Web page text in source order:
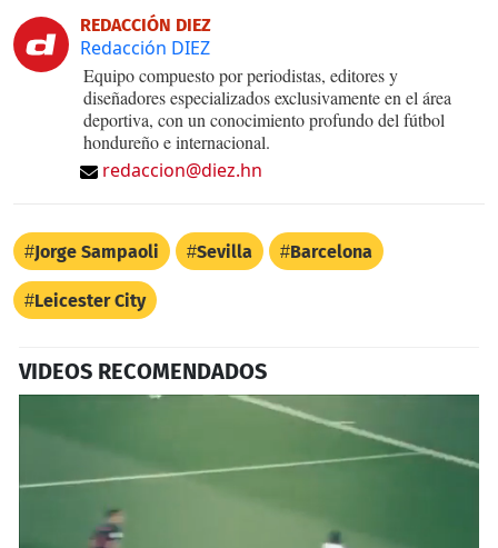
REDACCIÓN DIEZ
Redacción DIEZ
Equipo compuesto por periodistas, editores y
diseñadores especializados exclusivamente en el área
deportiva, con un conocimiento profundo del fútbol
hondureño e internacional.
redaccion@diez.hn
Jorge Sampaoli Sevilla Barcelona
Leicester City
VIDEOS RECOMENDADOS